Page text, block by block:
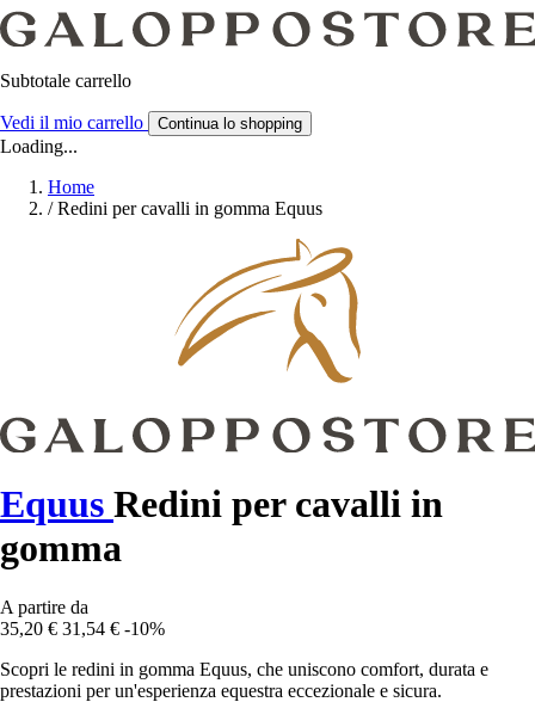
Subtotale carrello
Vedi il mio carrello Continua lo shopping
Loading...
Home
/ Redini per cavalli in gomma Equus
Equus Redini per cavalli in
gomma
A partire da
35,20 € 31,54 € -10%
Scopri le redini in gomma Equus, che uniscono comfort, durata e
prestazioni per un'esperienza equestra eccezionale e sicura.